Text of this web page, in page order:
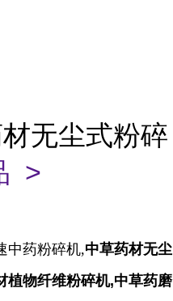
无尘式粉碎
>
中药粉碎机,中草药材无尘
植物纤维粉碎机,中草药磨